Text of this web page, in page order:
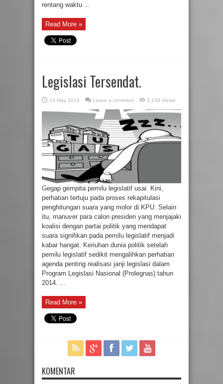
rentang waktu ...
Read More »
Legislasi Tersendat.
12 May 2014 Leave a comment 2,158 Views
Gegap gempita pemilu legislatif usai. Kini,
perhatian tertuju pada proses rekapitulasi
penghitungan suara yang molor di KPU. Selain
itu, manuver para calon presiden yang menjajaki
koalisi dengan partai politik yang mendapat
suara signifikan pada pemilu legislatif menjadi
kabar hangat. Keriuhan dunia politik setelah
pemilu legislatif sedikit mengalihkan perhatian
agenda penting realisasi janji legislasi dalam
Program Legislasi Nasional (Prolegnas) tahun
2014. ...
Read More »
KOMENTAR